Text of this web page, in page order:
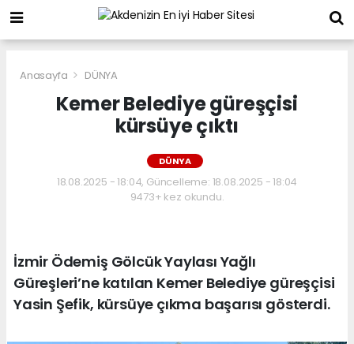
Anasayfa DÜNYA
Kemer Belediye güreşçisi
kürsüye çıktı
DÜNYA
18.08.2025 - 18:04, Güncelleme: 18.08.2025 - 18:04
9473+ kez okundu.
İzmir Ödemiş Gölcük Yaylası Yağlı
Güreşleri’ne katılan Kemer Belediye güreşçisi
Yasin Şefik, kürsüye çıkma başarısı gösterdi.